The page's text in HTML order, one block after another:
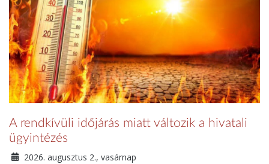
A rendkívüli időjárás miatt változik a hivatali
ügyintézés
2026. augusztus 2., vasárnap